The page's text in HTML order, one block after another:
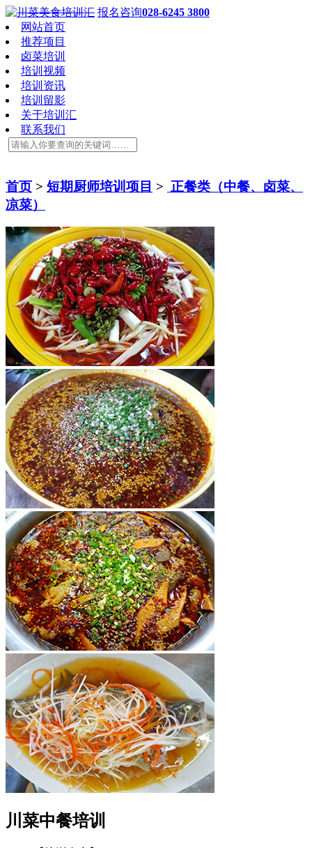
报名咨询028-6245 3800
网站首页
推荐项目
卤菜培训
培训视频
培训资讯
培训留影
关于培训汇
联系我们
首页 > 短期厨师培训项目 > 正餐类（中餐、卤菜、
凉菜）
川菜中餐培训